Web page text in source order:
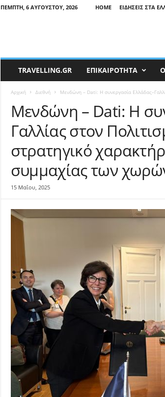
ΠΈΜΠΤΗ, 6 ΑΥΓΟΎΣΤΟΥ, 2026 HOME ΕΙΔΉΣΕΙΣ ΣΤΑ
a
TRAVELLING.GR ΕΠΙΚΑΙΡΟΤΗΤΑ
Αρχική Διεθνή Μενδώνη – Dati: Η συνεργασία
Μενδώνη – Dati: Η
Γαλλίας στον
στρατηγικό
συμμαχίας των
15 Μαΐου, 2025